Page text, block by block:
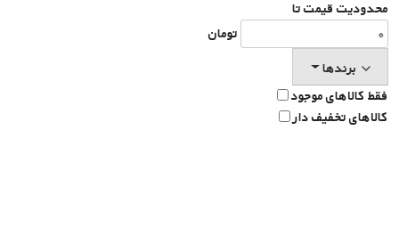
محدودیت قیمت تا
تومان
برندها
فقط کالاهای موجود
کالاهای تخفیف دار